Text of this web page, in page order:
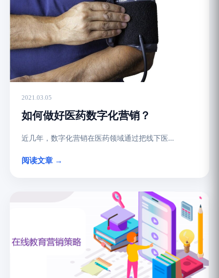
2021.03.05
如何做好医药数字化营销？
近几年，数字化营销在医药领域通过把线下医...
阅读文章 →